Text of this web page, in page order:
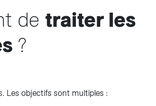
de traiter les
?
Les objectifs sont multiples :